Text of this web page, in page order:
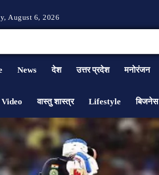
August 6, 2026
News देश उत्तर प्रदेश मनोरंजन
वास्तु शास्त्र Lifestyle बिजनेस